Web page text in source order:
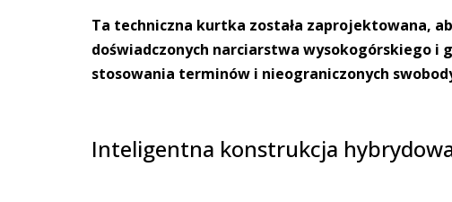
Ta techniczna kurtka została zaprojektowana,
doświadczonych narciarstwa wysokogórskiego
stosowania terminów i nieograniczonych
Inteligentna konstrukcja